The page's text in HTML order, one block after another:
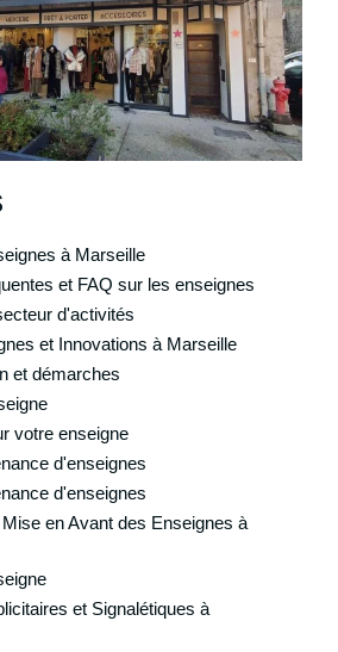
à Marseille
et FAQ sur les enseignes
d'activités
et Innovations à Marseille
et démarches
votre enseigne
d'enseignes
d'enseignes
en Avant des Enseignes à
et Signalétiques à